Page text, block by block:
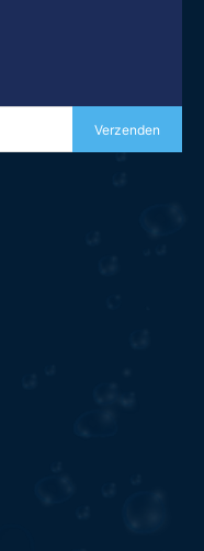
Verzenden